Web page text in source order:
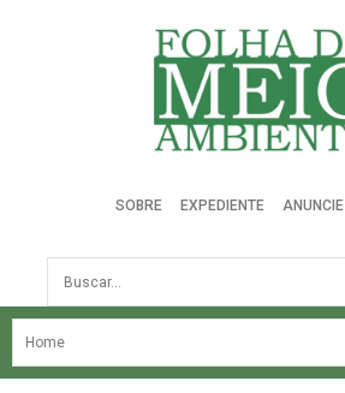
Folha do Meio Ambiente
SOBRE EXPEDIENTE ANUNCIE
Busca
NOSSA HISTÓRIA